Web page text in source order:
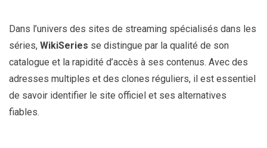
Dans l’univers des sites de streaming spécialisés dans les
séries, WikiSeries se distingue par la qualité de son
catalogue et la rapidité d’accès à ses contenus. Avec des
adresses multiples et des clones réguliers, il est essentiel
de savoir identifier le site officiel et ses alternatives
fiables.